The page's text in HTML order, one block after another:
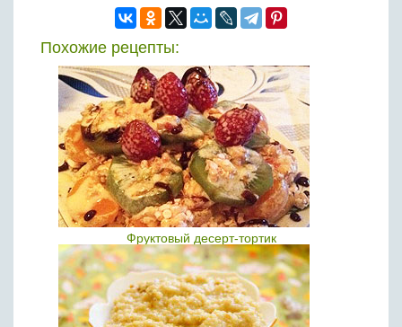
Похожие рецепты:
Фруктовый десерт-тортик